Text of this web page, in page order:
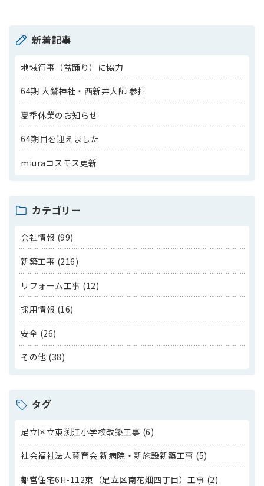
新着記事
地域行事（盆踊り）に協力
64期 大鷲神社・西新井大師 参拝
夏季休業のお知らせ
64期目を迎えました
miuraコスモス更新
カテゴリー
会社情報 (99)
新築工事 (216)
リフォーム工事 (12)
採用情報 (16)
安全 (26)
その他 (38)
タグ
足立区立東渕江小学校改築工事 (6)
社会福祉法人賛育会 新病院・新施設新築工事 (5)
都営住宅6H-112東（足立区南花畑四丁目）工事 (2)